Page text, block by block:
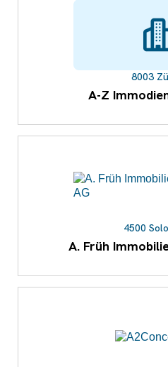
8003
A-Z
4500
A. Früh